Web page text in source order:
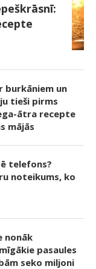
burkāniem un
tieši pirms
ātra recepte
mājās
telefons?
noteikums, ko
nonāk
pasaules
seko miljoni